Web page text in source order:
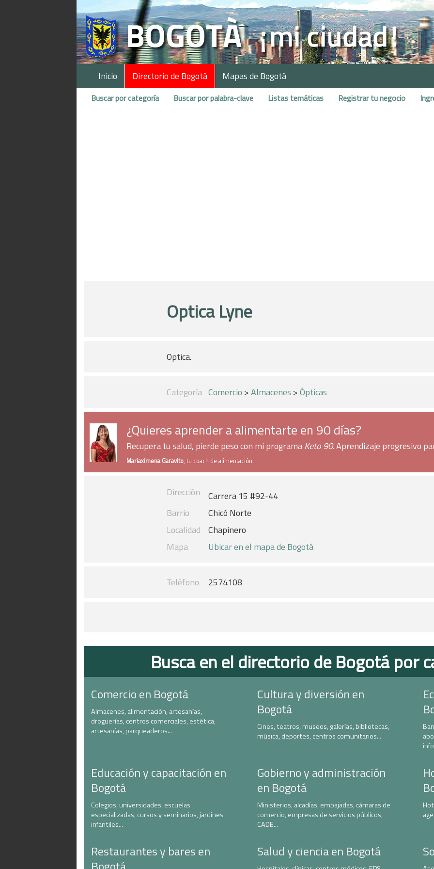
Inicio Directorio de Bogotá Mapas de Bogotá
Buscar por categoría Buscar por palabra-clave Listas temáticas Registrar tu negocio
Optica Lyne
Optica.
Categoría Comercio >Almacenes >Ópticas
¿Quieres aprender a alimentarte en 90 días?
Recupera tu salud, pierde peso con mi programaKeto 90. Aprendizaje progresivo
Mariaximena Garavito, tu coach de alimentación
Dirección
Carrera 15 #92-44
Barrio
Chicó Norte
Localidad
Chapinero
Mapa
Ubicar en el mapa de Bogotá
Teléfono 2574108
Busca en el directorio de Bogotá por
Comercio en Bogotá
Almacenes, alimentación, artesanías,
droguerías, centros comerciales, estética,
artesanías, parqueaderos...
Cultura y diversión en
Bogotá
Cines, teatros, museos, galerías, bibliotecas,
música, deportes, centros comunitarios...
Educación y capacitación en
Bogotá
Colegios, universidades, escuelas
especializadas, cursos y seminarios, jardines
infantiles...
Gobierno y administración
en Bogotá
Ministerios, alcadías, embajadas, cámaras de
comercio, empresas de servicios públicos,
CADE...
Restaurantes y bares en
Salud y ciencia en Bogotá